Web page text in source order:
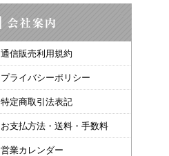
通信販売利用規約
プライバシーポリシー
特定商取引法表記
お支払方法・送料・手数料
営業カレンダー